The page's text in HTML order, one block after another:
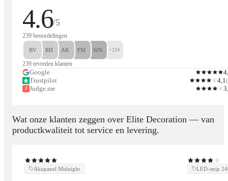
Perfect alternatief voor traditionele wandbekleding of
natuursteen.
Beschikbare afmetingen
Lengte & breedte: diverse formaten beschikbaar
Composite)
Onderhoud: vochtig doekje is voldoende
4.6/5
239 beoordelingen
BV RH AK FM WN +234
239 tevreden klanten
Google
Trustpilot
4,1 (
J Judge.me
Wat onze klanten zeggen over Elite Decoration — van
productkwaliteit tot service en levering.
Akupanel Midnight LED-strip